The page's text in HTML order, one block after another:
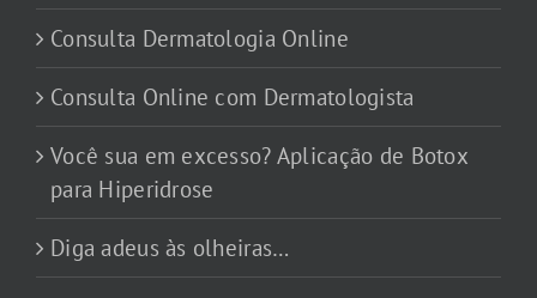
Consulta Dermatologia Online
Consulta Online com Dermatologista
Você sua em excesso? Aplicação de Botox
para Hiperidrose
Diga adeus às olheiras…